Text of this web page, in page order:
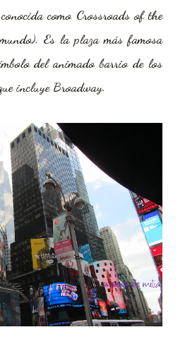
como Crossroads of the
Es la plaza más famosa
del animado barrio de los
incluye Broadway.